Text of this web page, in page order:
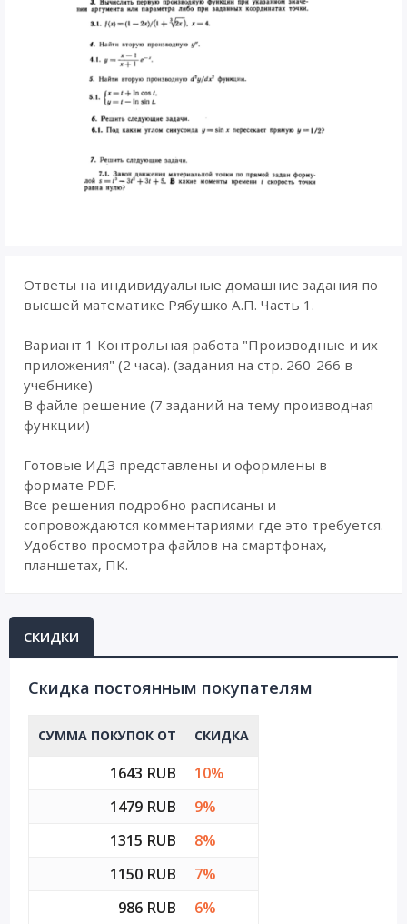
Ответы на индивидуальные домашние задания по
высшей математике Рябушко А.П. Часть 1.
Вариант 1 Контрольная работа "Производные и их
приложения" (2 часа). (задания на стр. 260-266 в
учебнике)
В файле решение (7 заданий на тему производная
функции)
Готовые ИДЗ представлены и оформлены в
формате PDF.
Все решения подробно расписаны и
сопровождаются комментариями где это требуется.
Удобство просмотра файлов на смартфонах,
планшетах, ПК.
СКИДКИ
Cкидка постоянным покупателям
СУММА ПОКУПОК ОТ СКИДКА
1643 RUB
10%
1479 RUB
9%
1315 RUB
8%
1150 RUB
7%
986 RUB
6%